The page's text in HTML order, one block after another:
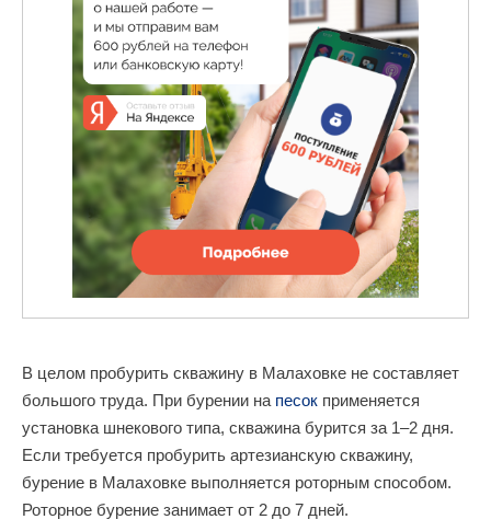
В целом пробурить скважину в Малаховке не составляет
большого труда. При бурении на песок применяется
установка шнекового типа, скважина бурится за 1–2 дня.
Если требуется пробурить артезианскую скважину,
бурение в Малаховке выполняется роторным способом.
Роторное бурение занимает от 2 до 7 дней.